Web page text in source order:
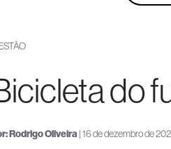
do
Rodrigo Oliveira | 16 de dezembro de